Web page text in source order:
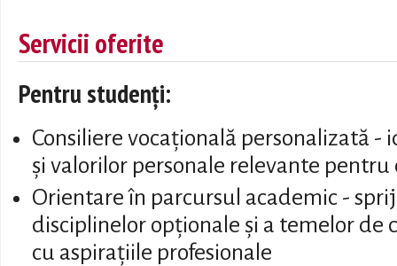
Servicii oferite
Pentru studenți:
Consiliere vocațională personalizată
și valorilor personale relevante
Orientare în parcursul academic -
disciplinelor opționale și a temelor de
cu aspirațiile profesionale